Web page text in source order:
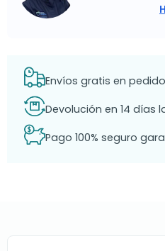
Envíos gratis en
Devolución en 14 días
Pago 100% seguro